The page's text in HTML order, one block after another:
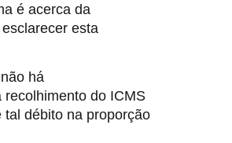
é acerca da
esta
há
do ICMS
débito na proporção